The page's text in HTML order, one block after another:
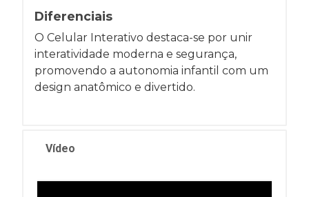
Diferenciais
O Celular Interativo destaca-se por unir
interatividade moderna e segurança,
promovendo a autonomia infantil com um
design anatômico e divertido.
Vídeo